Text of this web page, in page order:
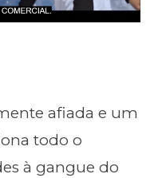
afiada e um
todo o
à gangue do